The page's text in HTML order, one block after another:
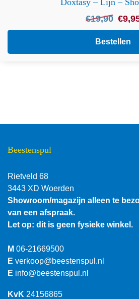
€19,90
prijs
was:
€19,90.
€
Bestellen
Beestenspul
Rietveld 68
3443 XD Woerden
Showroom/magazijn alleen te
van een afspraak.
Let op: dit is geen fysieke winkel.
M 06-21669500
E verkoop@beestenspul.nl
E info@beestenspul.nl
KvK 24156865